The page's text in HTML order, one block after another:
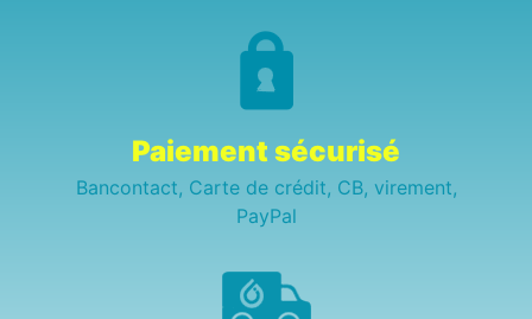
Paiement sécurisé
Bancontact, Carte de crédit, CB, virement,
PayPal